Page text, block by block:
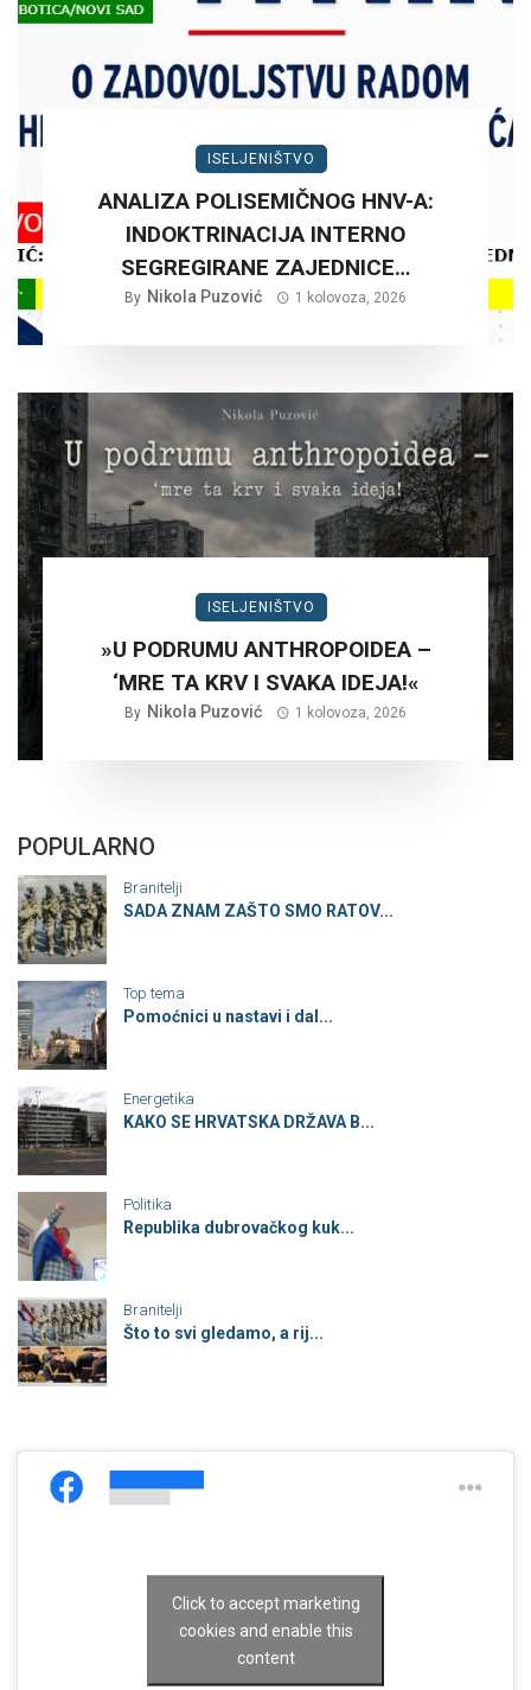
ISELJENIŠTVO
ANALIZA POLISEMIČNOG HNV-A:
INDOKTRINACIJA INTERNO
SEGREGIRANE ZAJEDNICE…
By Nikola Puzović 1 kolovoza, 2026
ISELJENIŠTVO
»U PODRUMU ANTHROPOIDEA –
‘MRE TA KRV I SVAKA IDEJA!«
By Nikola Puzović 1 kolovoza, 2026
POPULARNO
Branitelji
SADA ZNAM ZAŠTO SMO RATOV...
Top tema
Pomoćnici u nastavi i dal...
Energetika
KAKO SE HRVATSKA DRŽAVA B...
Politika
Republika dubrovačkog kuk...
Branitelji
Što to svi gledamo, a rij...
Click to accept marketing
cookies and enable this
content